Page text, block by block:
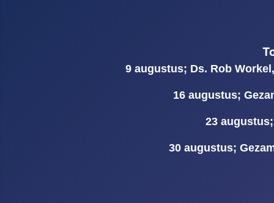
9 augustus; Ds. Rob
16 augustus;
23 augustus
30 augustus;